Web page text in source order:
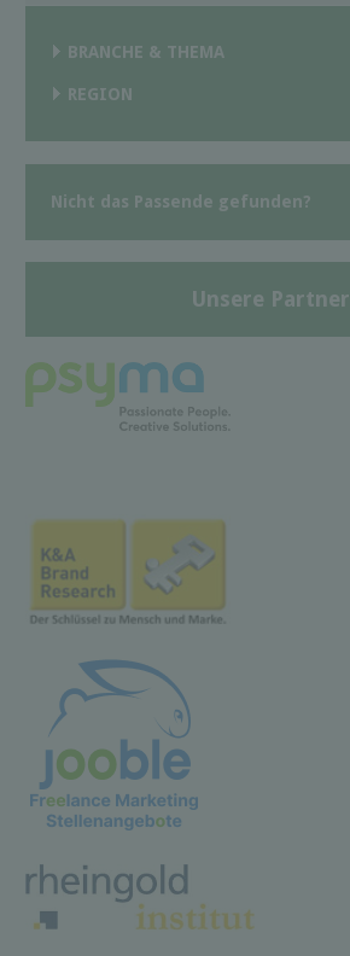
BRANCHE & THEMA
REGION
Nicht das Passende gefunden?
Unsere Partner